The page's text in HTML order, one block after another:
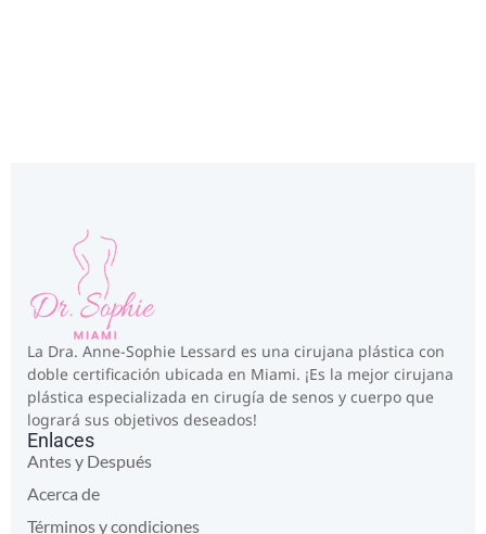
La Dra. Anne-Sophie Lessard es una cirujana plástica con
doble certificación ubicada en Miami. ¡Es la mejor cirujana
plástica especializada en cirugía de senos y cuerpo que
logrará sus objetivos deseados!
Enlaces
Antes y Después
Acerca de
Términos y condiciones